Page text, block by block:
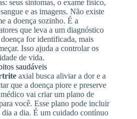
seus sintomas, o exame físico,
e as imagens. Não existe
a doença sozinho. É a
que leva a um diagnóstico
for identificada, mais
Isso ajuda a controlar os
de vida.
saudáveis
axial busca aliviar a dor e a
que a doença piore e preserve
vai criar um plano de
você. Esse plano pode incluir
dia a dia. É um cuidado contínuo